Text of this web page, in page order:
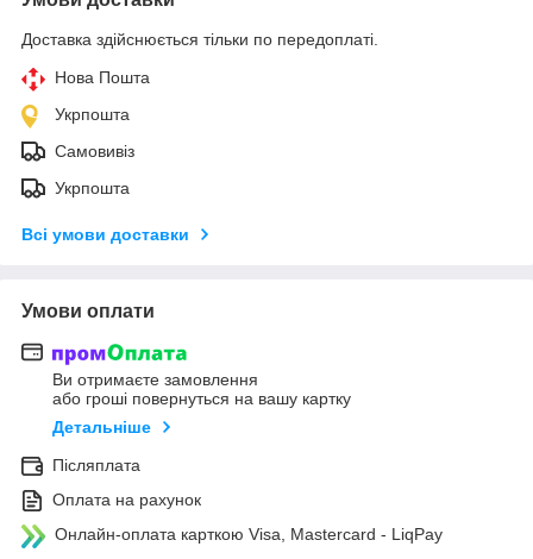
Доставка здійснюється тільки по передоплаті.
Нова Пошта
Укрпошта
Самовивіз
Укрпошта
Всі умови доставки
Умови оплати
Ви отримаєте замовлення
або гроші повернуться на вашу картку
Детальніше
Післяплата
Оплата на рахунок
Онлайн-оплата карткою Visa, Mastercard - LiqPay